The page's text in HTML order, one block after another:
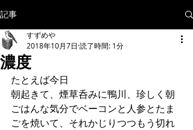
記事
濃度
すずめや
2018年10月7日 読了時間: 1分
たとえば今日
朝起きて、煙草呑みに鴨川、珍しく朝
ごはんな気分でベーコンと人参とたま
ごを焼いて、それかじりつつもう切れ